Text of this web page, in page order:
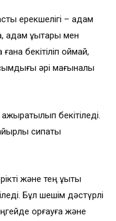
ерекшелігі – адам
құқықтары мен
бекітіліп қоймай,
әрі мағыналық
бекітіледі.
сипаты
және тең құқықты
Бұл шешім дәстүрлі
қорғауға және